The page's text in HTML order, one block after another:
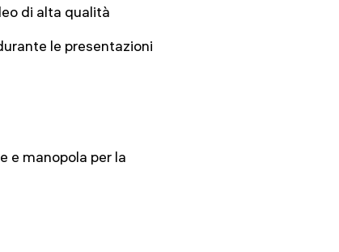
di alta qualità
le presentazioni
e manopola per la